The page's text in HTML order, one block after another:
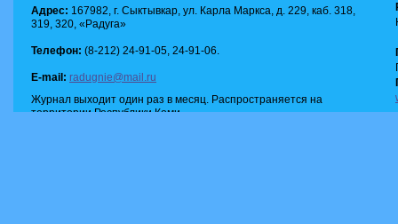
Адрес: 167982, г. Сыктывкар, ул. Карла Маркса, д. 229, каб. 318,
319, 320, «Радуга»
Телефон: (8-212) 24-91-05, 24-91-06.
E-mail: radugnie@mail.ru
Журнал выходит один раз в месяц. Распространяется на
территории Республики Коми.